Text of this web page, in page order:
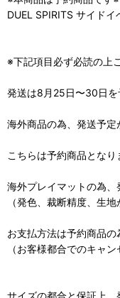
DUEL SPIRITS サイドイ
※下記項目必ず必読の上
発送は8月25日〜30日を
海外商品の為、発送予定
こちらは予約商品とな
海外プレイマットの為、
（発色、裁断精度、生
お支払方法は予約商品の
（お客様都合でのキャ